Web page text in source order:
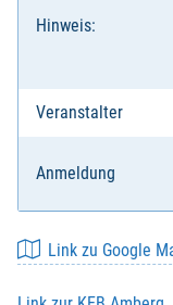
Hinweis:
Veranstalter
Anmeldung
Link zu Google